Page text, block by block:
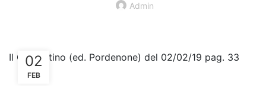
Admin
02
FEB
Il Gazzettino (ed. Pordenone) del 02/02/19 pag. 33